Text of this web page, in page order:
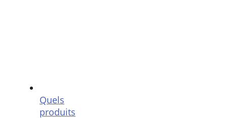
Quels
produits